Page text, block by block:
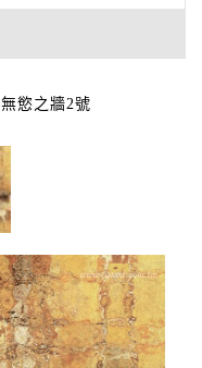
無慾之牆2號